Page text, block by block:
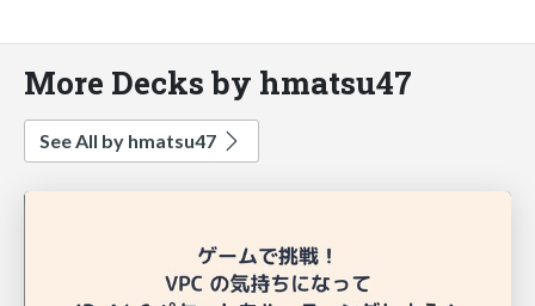
More Decks by hmatsu47
See All by hmatsu47